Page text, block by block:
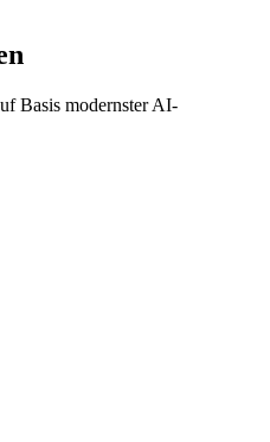
Basis modernster AI-